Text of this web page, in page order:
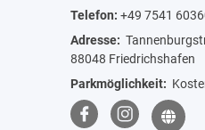
Telefon: +49 7541
Adresse:
88048 Friedrichshafen
Parkmöglichkeit: